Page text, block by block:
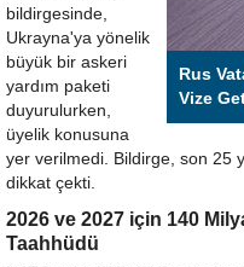
Rus
Vize
bildirgesinde,
Ukrayna'ya yönelik
büyük bir askeri
yardım paketi
duyurulurken,
üyelik konusuna
yer verilmedi. Bildirge, son 25
dikkat çekti.
2026 ve 2027 için 140
Taahhüdü